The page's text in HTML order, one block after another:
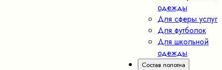
одежды
Для сферы услуг
Для футболок
Для школьной
одежды
Состав полотна